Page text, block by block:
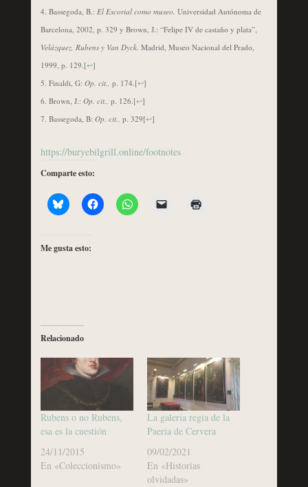
Bassegoda, B.: El Escorial como museo. Universidad Autónoma de
Barcelona, 2002, p. 329 y Brown, J.: “Felipe IV de castaño y plata”,
Velázquez, Rubens y Van Dyck. Madrid, Museo Nacional del Prado,
1999, p. 129. [↩]
Finaldi, G: Op. cit., p. 174. [↩]
Brown, J.: Op. cit., p. 126. [↩]
Bassegoda, B: Op. cit., p. 329[↩]
https://buryebilgrill.online/footnotes
Comparte esto:
Me gusta esto:
Relacionado
Rubens o no Rubens,
esa es la cuestión
24/11/2015
En «Coleccionismo»
La galería regia de la
Paeria de Cervera
09/02/2021
En «Historias
olvidadas»